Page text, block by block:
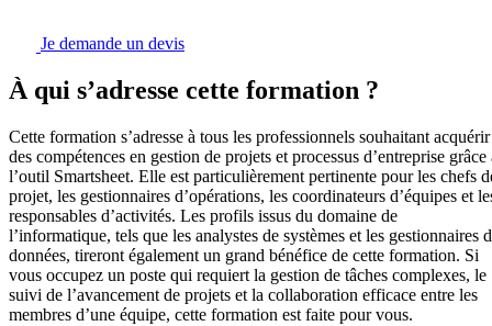
Je demande un devis
À qui s’adresse cette formation ?
Cette formation s’adresse à tous les professionnels souhaitant acquérir
des compétences en gestion de projets et processus d’entreprise grâce
l’outil Smartsheet. Elle est particulièrement pertinente pour les chefs
projet, les gestionnaires d’opérations, les coordinateurs d’équipes et
responsables d’activités. Les profils issus du domaine de
l’informatique, tels que les analystes de systèmes et les gestionnaires
données, tireront également un grand bénéfice de cette formation. Si
vous occupez un poste qui requiert la gestion de tâches complexes, le
suivi de l’avancement de projets et la collaboration efficace entre les
membres d’une équipe, cette formation est faite pour vous.